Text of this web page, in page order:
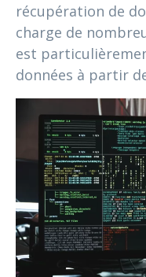
récupération de
charge de
est
données à partir